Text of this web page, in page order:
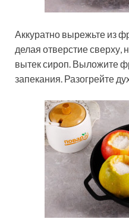
Аккуратно вырежьте из
делая отверстие сверху,
вытек сироп. Выложите
запекания. Разогрейте